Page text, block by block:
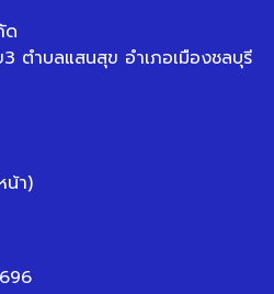
ด
ตำบลแสนสุข อำเภอเมืองชลบุรี
น้า)